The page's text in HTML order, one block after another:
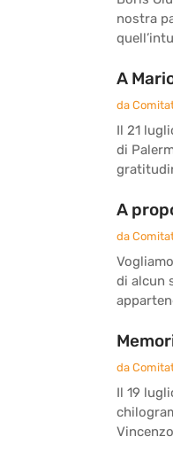
nostra
A
da
Il 21
di
A
da
di alcun
da
Il 19